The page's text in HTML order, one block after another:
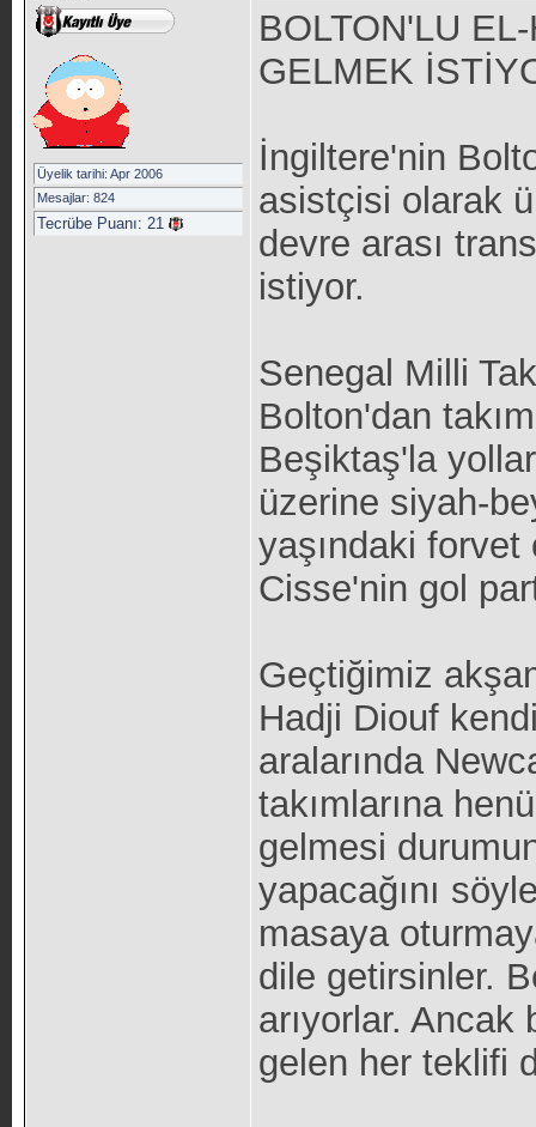
Üyelik tarihi: Apr 2006
Mesajlar: 824
Tecrübe Puanı: 21
BOLTON'LU
GELMEK
İngiltere'nin
asistçisi olarak
devre arası
istiyor.
Senegal Milli
Bolton'dan
Beşiktaş'la
üzerine siyah-
yaşındaki
Cisse'nin gol
Geçtiğimiz
Hadji Diouf
aralarında
takımlarına
gelmesi
yapacağını
masaya
dile getirsinler.
arıyorlar.
gelen her teklifi